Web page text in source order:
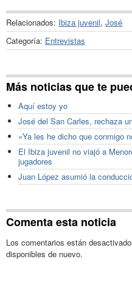
Relacionados: Ibiza juvenil, José
Categoría: Entrevistas
Más noticias que te
Aquí estoy yo
José del San Carles, rechaza
«Ya les he dicho que conmigo
El Ibiza juvenil no viajó a
jugadores
Juan López asumió la
Comenta esta noticia
Los comentarios están
disponibles de nuevo.